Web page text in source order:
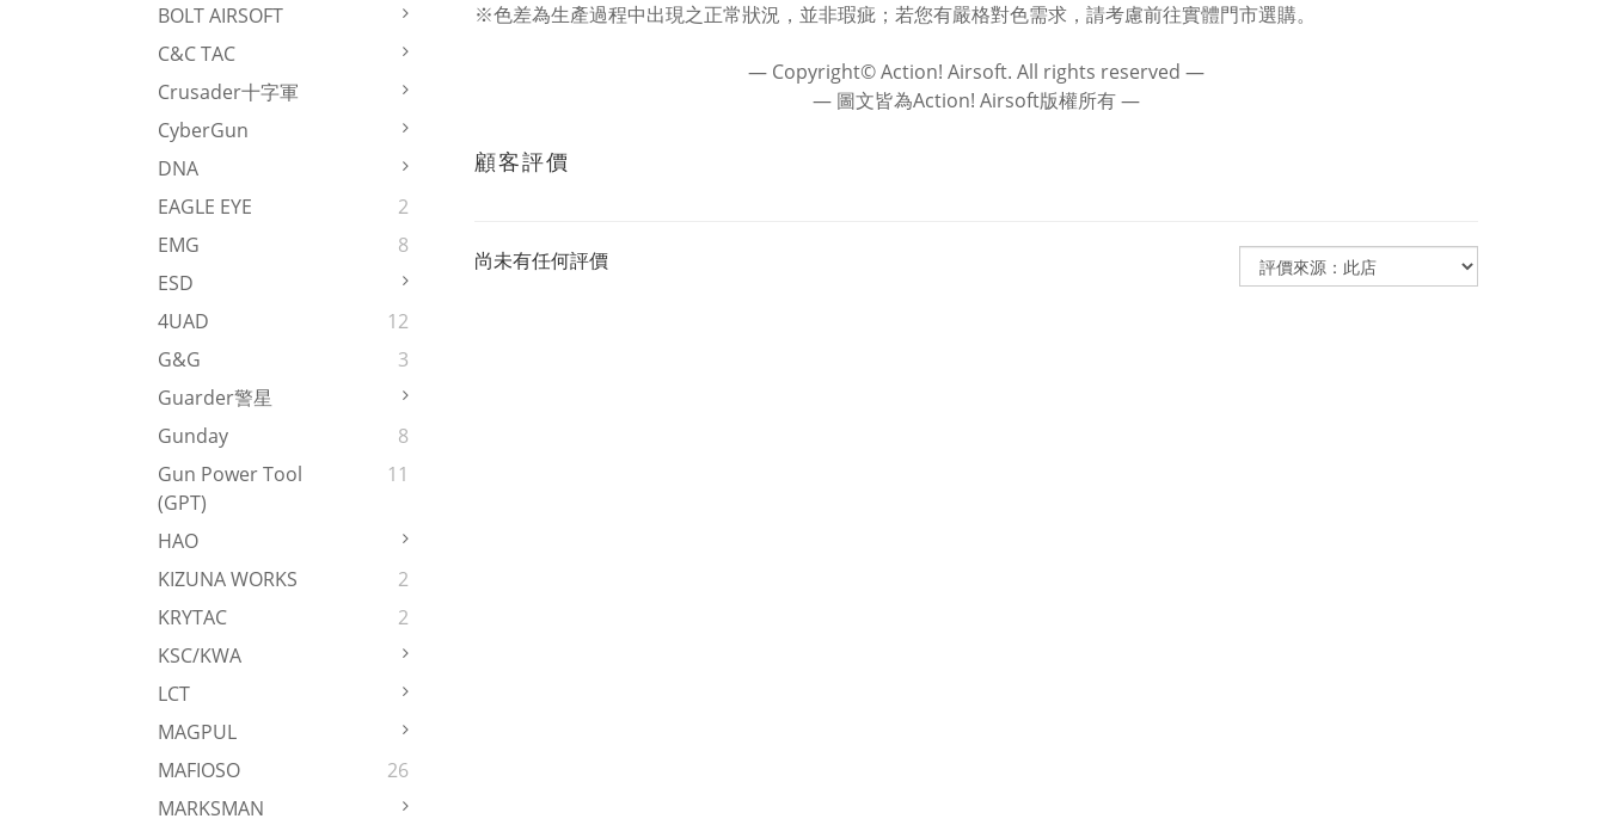
BOLT AIRSOFT
C&C TAC
Crusader十字軍
CyberGun
DNA
EAGLE EYE
2
EMG
8
ESD
4UAD
12
G&G
3
Guarder警星
Gunday
8
Gun Power Tool
(GPT)
11
HAO
KIZUNA WORKS
2
KRYTAC
2
KSC/KWA
LCT
MAGPUL
MAFIOSO
26
MARKSMAN
※色差為生產過程中出現之正常狀況，並非瑕疵；若您有嚴格對色需求，請考慮前往實體門市選購。
― Copyright© Action! Airsoft. All rights reserved ―
― 圖文皆為Action! Airsoft版權所有 ―
顧客評價
尚未有任何評價